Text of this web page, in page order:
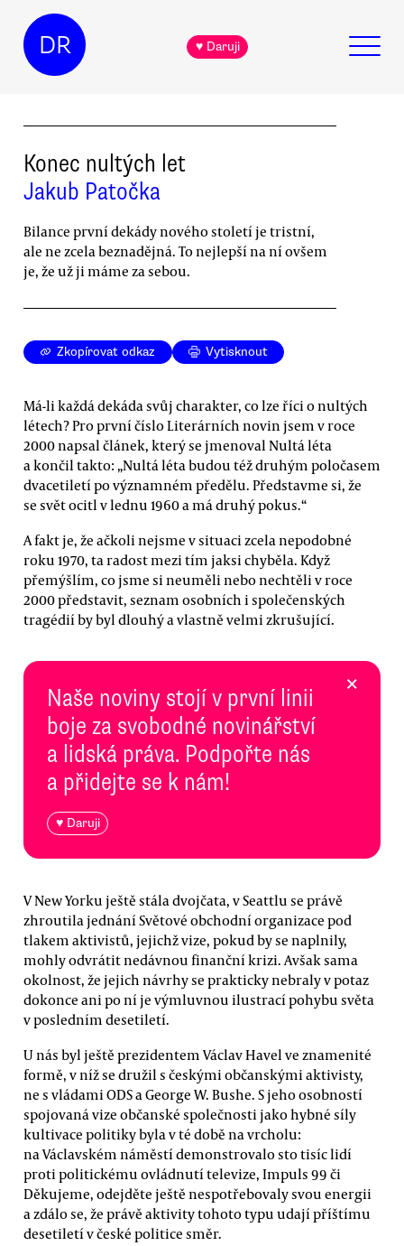
DR ♥ Daruji
Konec nultých let
Jakub Patočka
Bilance první dekády nového století je tristní,
ale ne zcela beznadějná. To nejlepší na ní ovšem
je, že už ji máme za sebou.
Zkopírovat odkaz Vytisknout
Má-li každá dekáda svůj charakter, co lze říci o nultých
létech? Pro první číslo Literárních novin jsem v roce
2000 napsal článek, který se jmenoval Nultá léta
a končil takto: „Nultá léta budou též druhým poločasem
dvacetiletí po významném předělu. Představme si, že
se svět ocitl v lednu 1960 a má druhý pokus.“
A fakt je, že ačkoli nejsme v situaci zcela nepodobné
roku 1970, ta radost mezi tím jaksi chyběla. Když
přemýšlím, co jsme si neuměli nebo nechtěli v roce
2000 představit, seznam osobních i společenských
tragédií by byl dlouhý a vlastně velmi zkrušující.
Naše noviny stojí v první linii
boje za svobodné novinářství
a lidská práva. Podpořte nás
a přidejte se k nám!
♥ Daruji
×
V New Yorku ještě stála dvojčata, v Seattlu se právě
zhroutila jednání Světové obchodní organizace pod
tlakem aktivistů, jejichž vize, pokud by se naplnily,
mohly odvrátit nedávnou finanční krizi. Avšak sama
okolnost, že jejich návrhy se prakticky nebraly v potaz
dokonce ani po ní je výmluvnou ilustrací pohybu světa
v posledním desetiletí.
U nás byl ještě prezidentem Václav Havel ve znamenité
formě, v níž se družil s českými občanskými aktivisty,
ne s vládami ODS a George W. Bushe. S jeho osobností
spojovaná vize občanské společnosti jako hybné síly
kultivace politiky byla v té době na vrcholu:
na Václavském náměstí demonstrovalo sto tisíc lidí
proti politickému ovládnutí televize, Impuls 99 či
Děkujeme, odejděte ještě nespotřebovaly svou energii
a zdálo se, že právě aktivity tohoto typu udají příštímu
desetiletí v české politice směr.